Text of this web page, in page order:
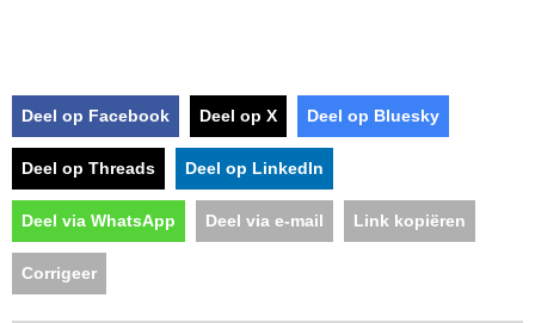
Deel op Facebook Deel op X Deel op Bluesky
Deel op Threads Deel op LinkedIn
Deel via WhatsApp Deel via e-mail Link kopiëren
Corrigeer